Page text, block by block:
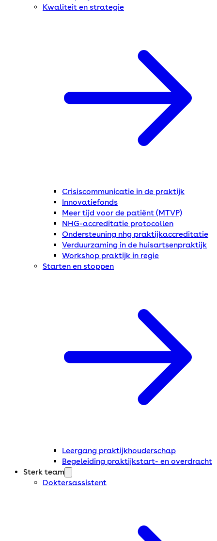
Kwaliteit en strategie
Crisiscommunicatie in de praktijk
Innovatiefonds
Meer tijd voor de patiënt (MTVP)
NHG-accreditatie protocollen
Ondersteuning nhg praktijkaccreditatie
Verduurzaming in de huisartsenpraktijk
Workshop praktijk in regie
Starten en stoppen
Leergang praktijkhouderschap
Begeleiding praktijkstart- en overdracht
Sterk team
Doktersassistent